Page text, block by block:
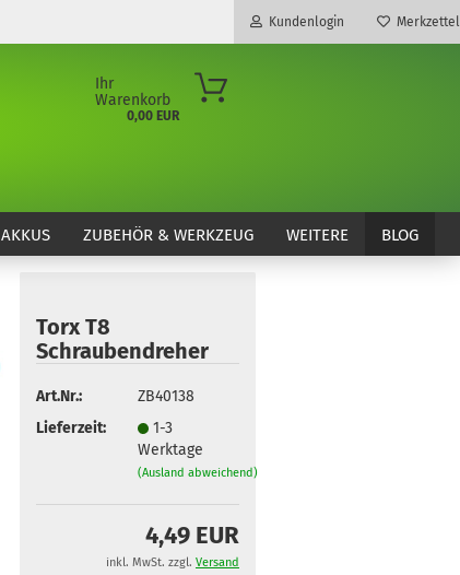
Kundenlogin
Konto erstellen
Passwort vergessen?
Merkzettel
Ihr
Warenkorb
0,00 EUR
AKKUS ZUBEHÖR & WERKZEUG BLOG
WEITERE
Torx T8
Schraubendreher
Art.Nr.:
ZB40138
Lieferzeit:
1-3
Werktage
(Ausland abweichend)
4,49 EUR
inkl. MwSt. zzgl. Versand